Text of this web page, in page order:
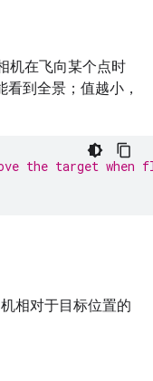
机在飞向某个点时
到全景；值越小，
the target
相对于目标位置的